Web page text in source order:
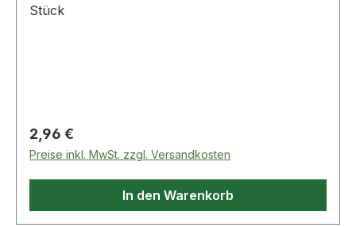
Stück
Regulärer Preis:
2,96 €
Preise inkl. MwSt. zzgl. Versandkosten
In den Warenkorb